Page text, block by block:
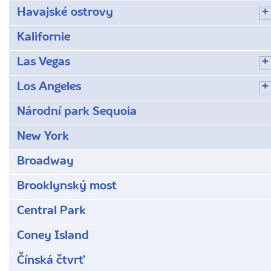
Havajské ostrovy
Kalifornie
Las Vegas
Los Angeles
Národní park Sequoia
New York
Broadway
Brooklynský most
Central Park
Coney Island
Čínská čtvrť